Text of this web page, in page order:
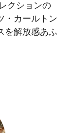
クションの
・カールトン
を解放感あふ